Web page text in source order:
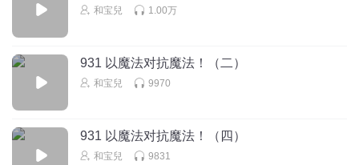
和宝兒 1.00万
931 以魔法对抗魔法！（二）
和宝兒 9970
931 以魔法对抗魔法！（四）
和宝兒 9831